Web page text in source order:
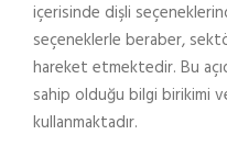
içerisinde dişli
seçeneklerle beraber,
hareket etmektedir. Bu
sahip olduğu bilgi birikimi
kullanmaktadır.